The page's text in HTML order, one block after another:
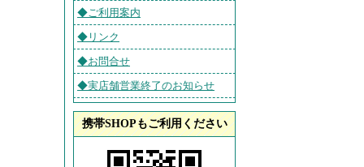
◆ご利用案内
◆リンク
◆お問合せ
◆実店舗営業終了のお知らせ
携帯SHOPもご利用ください